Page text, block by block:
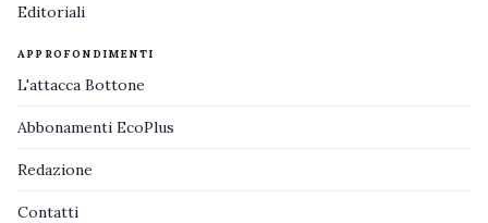
Editoriali
APPROFONDIMENTI
L'attacca Bottone
Abbonamenti EcoPlus
Redazione
Contatti